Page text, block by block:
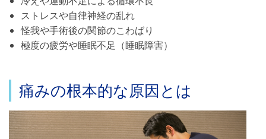
ストレスや自律神経の乱れ
怪我や手術後の関節のこわばり
極度の疲労や睡眠不足（睡眠障害）
痛みの根本的な原因とは